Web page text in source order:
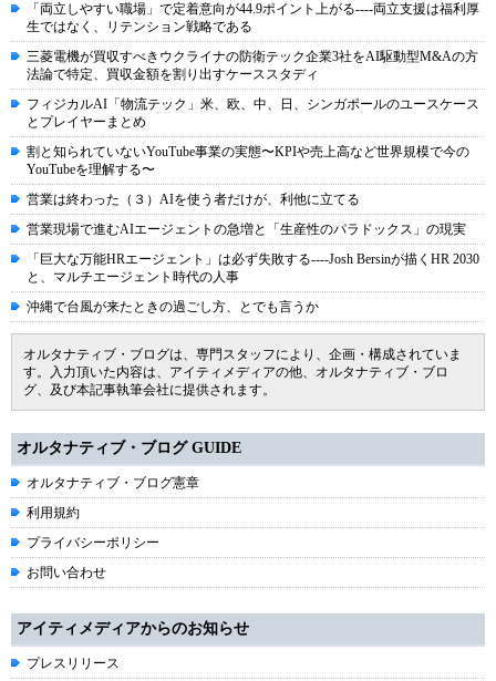
「両立しやすい職場」で定着意向が44.9ポイント上がる----両立支援は福利厚
生ではなく、リテンション戦略である
三菱電機が買収すべきウクライナの防衛テック企業3社をAI駆動型M&Aの方
法論で特定、買収金額を割り出すケーススタディ
フィジカルAI「物流テック」米、欧、中、日、シンガポールのユースケース
とプレイヤーまとめ
割と知られていないYouTube事業の実態〜KPIや売上高など世界規模で今の
YouTubeを理解する〜
営業は終わった（３）AIを使う者だけが、利他に立てる
営業現場で進むAIエージェントの急増と「生産性のパラドックス」の現実
「巨大な万能HRエージェント」は必ず失敗する----Josh Bersinが描くHR 2030
と、マルチエージェント時代の人事
沖縄で台風が来たときの過ごし方、とでも言うか
オルタナティブ・ブログは、専門スタッフにより、企画・構成されていま
す。入力頂いた内容は、アイティメディアの他、オルタナティブ・ブロ
グ、及び本記事執筆会社に提供されます。
オルタナティブ・ブログ GUIDE
オルタナティブ・ブログ憲章
利用規約
プライバシーポリシー
お問い合わせ
アイティメディアからのお知らせ
プレスリリース